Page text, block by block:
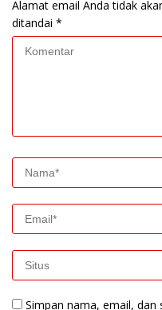
Alamat email Anda tidak
ditandai *
Simpan nama, email, dan